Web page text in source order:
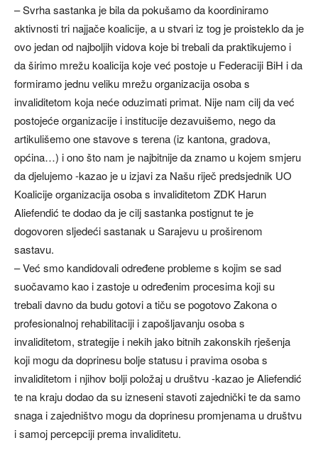
– Svrha sastanka je bila da pokušamo da koordiniramo
aktivnosti tri najjače koalicije, a u stvari iz tog je proisteklo da je
ovo jedan od najboljih vidova koje bi trebali da praktikujemo i
da širimo mrežu koalicija koje već postoje u Federaciji BiH i da
formiramo jednu veliku mrežu organizacija osoba s
invaliditetom koja neće oduzimati primat. Nije nam cilj da već
postojeće organizacije i institucije dezavuišemo, nego da
artikulišemo one stavove s terena (iz kantona, gradova,
općina…) i ono što nam je najbitnije da znamo u kojem smjeru
da djelujemo -kazao je u izjavi za Našu riječ predsjednik UO
Koalicije organizacija osoba s invaliditetom ZDK Harun
Aliefendić te dodao da je cilj sastanka postignut te je
dogovoren sljedeći sastanak u Sarajevu u proširenom
sastavu.
– Već smo kandidovali određene probleme s kojim se sad
suočavamo kao i zastoje u određenim procesima koji su
trebali davno da budu gotovi a tiču se pogotovo Zakona o
profesionalnoj rehabilitaciji i zapošljavanju osoba s
invaliditetom, strategije i nekih jako bitnih zakonskih rješenja
koji mogu da doprinesu bolje statusu i pravima osoba s
invaliditetom i njihov bolji položaj u društvu -kazao je Aliefendić
te na kraju dodao da su izneseni stavoti zajednički te da samo
snaga i zajedništvo mogu da doprinesu promjenama u društvu
i samoj percepciji prema invaliditetu.